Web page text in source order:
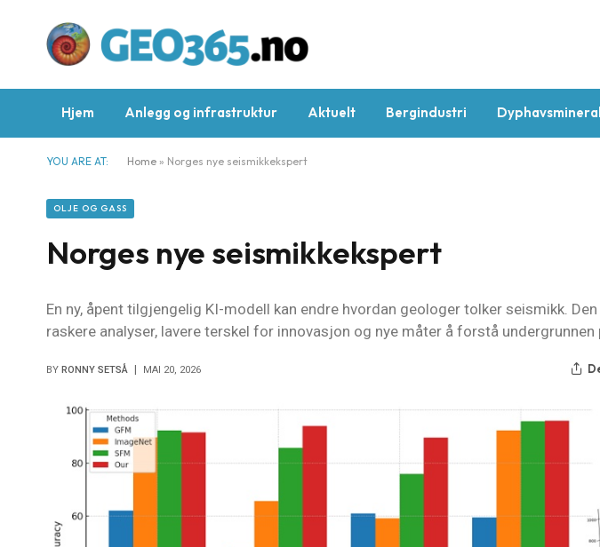
Hjem Anlegg og infrastruktur Aktuelt Bergindustri
YOU ARE AT: Home » Norges nye seismikkekspert
OLJE OG GASS
Norges nye seismikkekspert
En ny, åpent tilgjengelig KI-modell kan endre hvordan geologer tolker seismikk.
raskere analyser, lavere terskel for innovasjon og nye måter å forstå undergrunnen
BY RONNY SETSÅ MAI 20, 2026